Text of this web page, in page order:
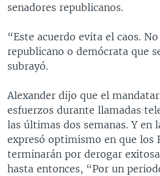
senadores republicanos.
“Este acuerdo evita el caos.
republicano o demócrata que
subrayó.
Alexander dijo que el
esfuerzos durante llamadas
las últimas dos semanas. Y en
expresó optimismo en que los
terminarán por derogar
hasta entonces, “Por un